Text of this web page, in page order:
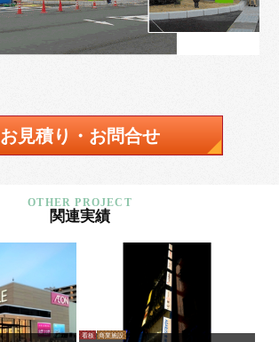
お見積り・お問合せ
関連実績
看板 商業施設